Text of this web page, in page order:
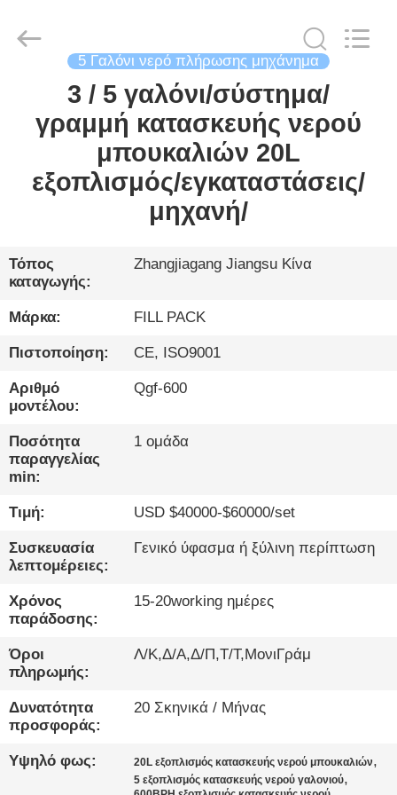
ΠΡΟΪΌΝΤΑ
ΠΕΡΊΠΟΥ
ΓΎΡΟΣ
ΕΡΓΟΣΤΑΣΊΩΝ
ΠΟΙΟΤΙΚΌΣ
ΈΛΕΓΧΟΣ
ΜΑΣ
ΕΛΆΤΕ
ΣΕ
ΕΠΑΦΉ
ΜΕ
ΝΈΑ
ΜΙΛΉΣΤΕ
ΤΏΡΑ.
SITEMAP
Machinery
5 Γαλόνι νερό πλήρωσης μηχάνημα
3 / 5 γαλόνι/σύστημα/
γραμμή κατασκευής νερού
μπουκαλιών 20L
εξοπλισμός/εγκαταστάσεις/
μηχανή/
Τόπος
καταγωγής:
Zhangjiagang Jiangsu Κίνα
Μάρκα: FILL PACK
Πιστοποίηση: CE, ISO9001
Αριθμό
μοντέλου:
Qgf-600
Ποσότητα
παραγγελίας
min:
1 ομάδα
Τιμή: USD $40000-$60000/set
Συσκευασία
λεπτομέρειες:
Γενικό ύφασμα ή ξύλινη περίπτωση
Χρόνος
παράδοσης:
15-20working ημέρες
Όροι
πληρωμής:
Λ/Κ,Δ/Α,Δ/Π,Τ/Τ,ΜονιΓράμ
Δυνατότητα
προσφοράς:
20 Σκηνικά / Μήνας
Υψηλό φως: 20L εξοπλισμός κατασκευής νερού μπουκαλιών,
5 εξοπλισμός κατασκευής νερού γαλονιού,